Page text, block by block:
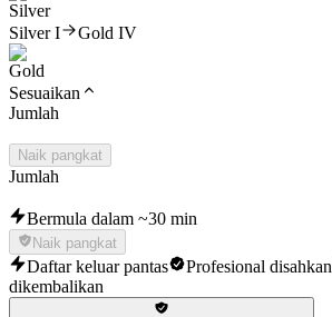
Silver I Gold IV
Sesuaikan
Jumlah
Naik pangkat
Jumlah
Bermula dalam ~30 min
Naik pangkat
Daftar keluar pantas Profesional disahkan
dikembalikan